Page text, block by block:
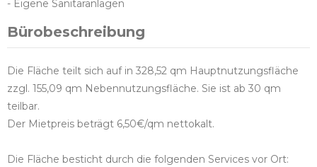
- Eigene Sanitäranlagen
Bürobeschreibung
Die Fläche teilt sich auf in 328,52 qm Hauptnutzungsfläche
zzgl. 155,09 qm Nebennutzungsfläche. Sie ist ab 30 qm
teilbar.
Der Mietpreis beträgt 6,50€/qm nettokalt.
Die Fläche besticht durch die folgenden Services vor Ort: